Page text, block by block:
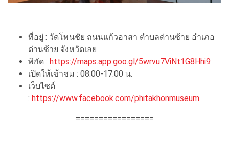
ที่อยู่ : วัดโพนชัย ถนนแก้วอาสา ตำบลด่านซ้าย อำเภอ
ด่านซ้าย จังหวัดเลย
พิกัด : https://maps.app.goo.gl/5wrvu7ViNt1G8Hhi9
เปิดให้เข้าชม : 08.00-17.00 น.
เว็บไซต์
: https://www.facebook.com/phitakhonmuseum
=================